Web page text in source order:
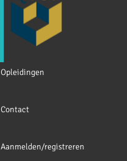
Opleidingen
Contact
Aanmelden/registreren